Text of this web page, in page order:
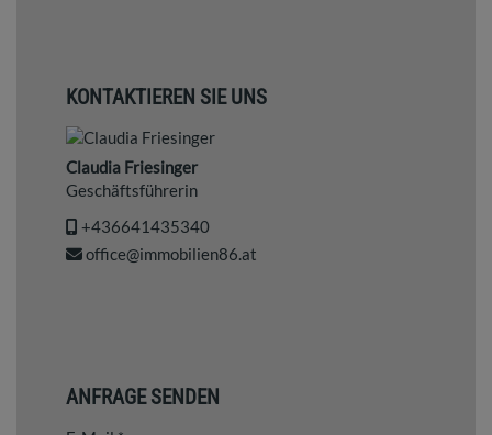
KONTAKTIEREN SIE UNS
Claudia Friesinger
Geschäftsführerin
+436641435340
office@immobilien86.at
ANFRAGE SENDEN